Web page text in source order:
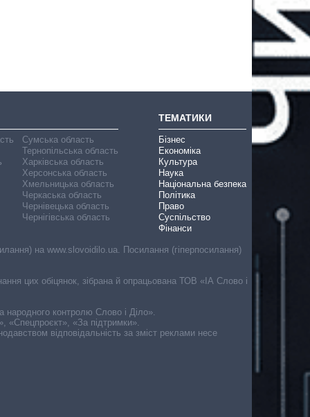
Сумська область
Тернопільська область
Харківська область
Херсонська область
Хмельницька область
Черкаська область
Чернівецька область
Чернігівська область
ТЕМАТИКИ
Бізнес
Економіка
Культура
Наука
Національна безпека
Політика
Право
Суспільство
Фінанси
на www.slovoidilo.ua. Посилання (гіперпосилання)
цих обіцянок, зібрана й опрацьована ТОВ «ІА Слово і
народного контролю Слово і Діло».
«Спецпроєкт», «За підтримки».
відповідальність за зміст реклами несе